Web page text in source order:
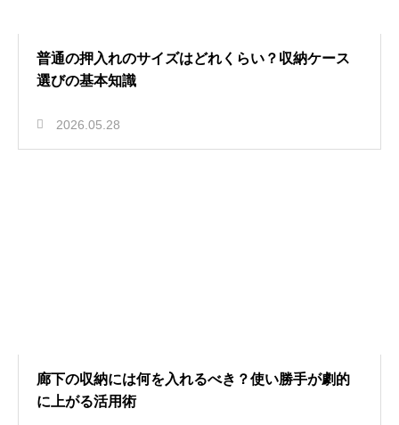
普通の押入れのサイズはどれくらい？収納ケース
選びの基本知識
2026.05.28
廊下の収納には何を入れるべき？使い勝手が劇的
に上がる活用術